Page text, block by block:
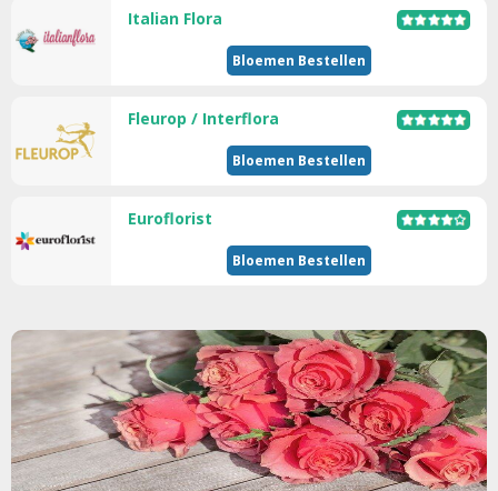
Italian Flora
Bloemen Bestellen
Fleurop / Interflora
Bloemen Bestellen
Euroflorist
Bloemen Bestellen